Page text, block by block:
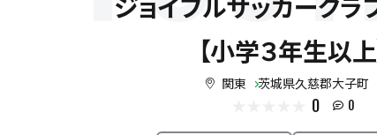
【小学３年生以上
関東 茨城県久慈郡大子町
0 0